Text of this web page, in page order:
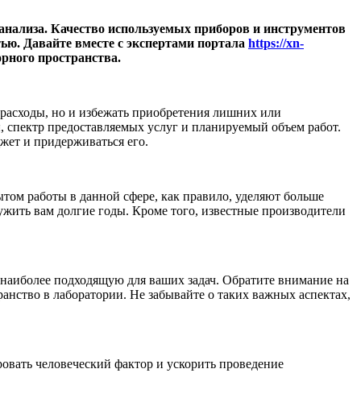
Качество используемых приборов и инструментов
Давайте вместе с экспертами портала https://xn-
пространства.
но и избежать приобретения лишних или
предоставляемых услуг и планируемый объем работ.
и придерживаться его.
работы в данной сфере, как правило, уделяют больше
вам долгие годы. Кроме того, известные производители
подходящую для ваших задач. Обратите внимание на
в лаборатории. Не забывайте о таких важных аспектах,
человеческий фактор и ускорить проведение